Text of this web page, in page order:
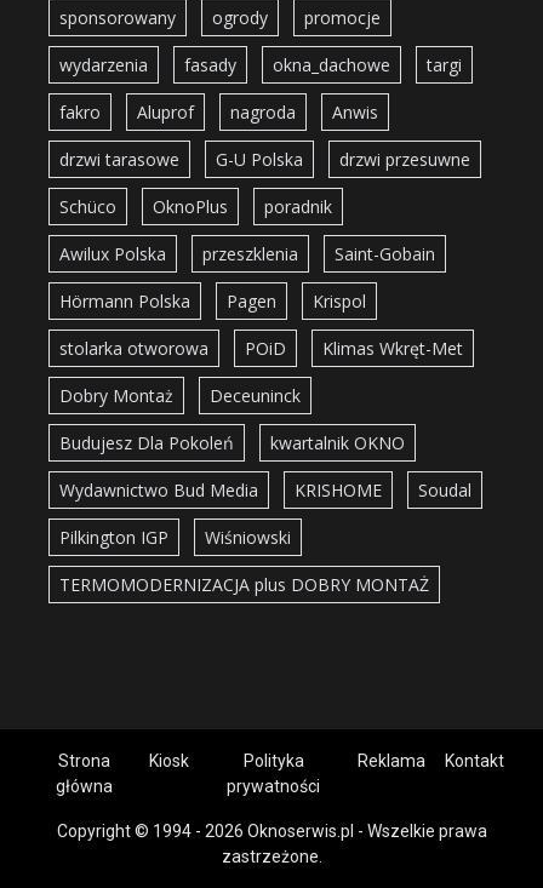
sponsorowany ogrody promocje
wydarzenia fasady okna_dachowe targi
fakro Aluprof nagroda Anwis
drzwi tarasowe G-U Polska drzwi przesuwne
Schüco OknoPlus poradnik
Awilux Polska przeszklenia Saint-Gobain
Hörmann Polska Pagen Krispol
stolarka otworowa POiD Klimas Wkręt-Met
Dobry Montaż Deceuninck
Budujesz Dla Pokoleń kwartalnik OKNO
Wydawnictwo Bud Media KRISHOME Soudal
Pilkington IGP Wiśniowski
TERMOMODERNIZACJA plus DOBRY MONTAŻ
Strona
główna
Kiosk
Polityka
prywatności
Reklama Kontakt
Copyright © 1994 - 2026 Oknoserwis.pl - Wszelkie prawa
zastrzeżone.